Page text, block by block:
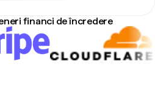
financi de încredere